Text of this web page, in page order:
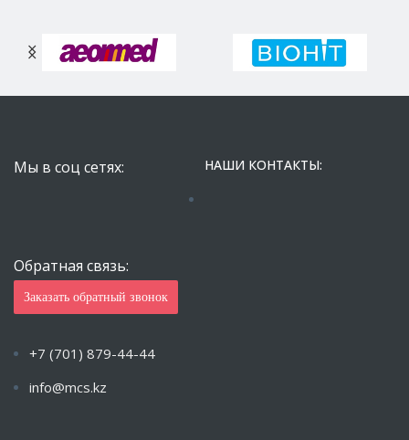
Мы в соц сетях:
Обратная связь:
Заказать обратный звонок
НАШИ КОНТАКТЫ:
+7 (701) 879-44-44
info@mcs.kz